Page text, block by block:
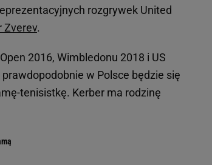
rozgrywek United
Zverev.
2016, Wimbledonu 2018 i US
w Polsce będzie się
tenisistkę. Kerber ma rodzinę